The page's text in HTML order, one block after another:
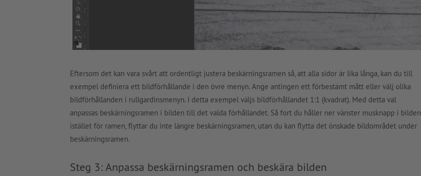
Eftersom det kan vara svårt att ordentligt justera beskärningsramen så, att alla sidor är lika långa, kan du till
exempel definiera ett bildförhållande i den övre menyn. Ange antingen ett förbestämt mått eller välj olika
bildförhållanden i rullgardinsmenyn. I detta exempel väljs bildförhållandet 1:1 (kvadrat). Med detta val
anpassas beskärningsramen i bilden till det valda förhållandet. Så fort du håller ner vänster musknapp i bilden
istället för ramen, flyttar du inte längre beskärningsramen, utan du kan flytta det önskade bildområdet under
beskärningsramen.
Steg 3: Anpassa beskärningsramen och beskära bilden